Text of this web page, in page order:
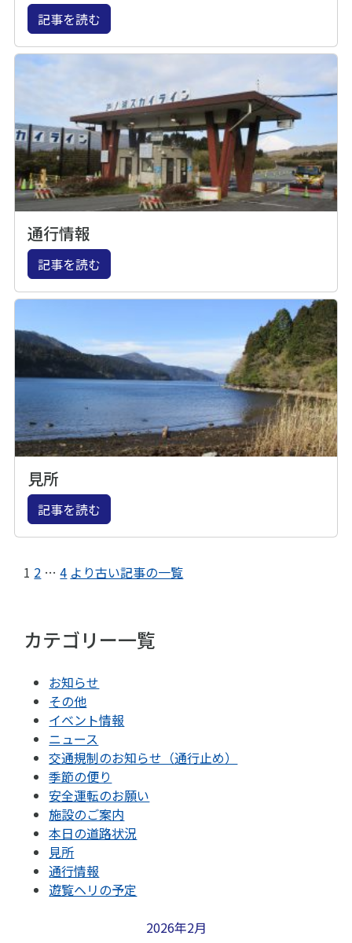
記事を読む
通行情報
記事を読む
見所
記事を読む
1 2 … 4 より古い記事の一覧
カテゴリー一覧
お知らせ
その他
イベント情報
ニュース
交通規制のお知らせ（通行止め）
季節の便り
安全運転のお願い
施設のご案内
本日の道路状況
見所
通行情報
遊覧ヘリの予定
2026年2月